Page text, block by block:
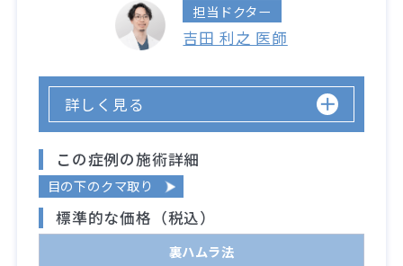
担当ドクター
吉田 利之 医師
詳しく見る
この症例の施術詳細
目の下のクマ取り
標準的な価格（税込）
裏ハムラ法